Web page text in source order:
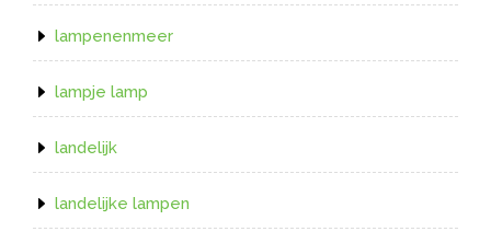
lampenenmeer
lampje lamp
landelijk
landelijke lampen